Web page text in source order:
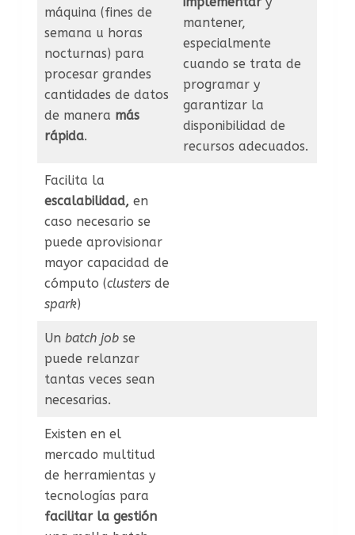
máquina (fines de
semana u horas
nocturnas) para
procesar grandes
cantidades de datos
de manera más
rápida.
mantener,
especialmente
cuando se trata de
programar y
garantizar la
disponibilidad de
recursos adecuados.
Facilita la
escalabilidad, en
caso necesario se
puede aprovisionar
mayor capacidad de
cómputo (clusters de
spark)
Un batch job se
puede relanzar
tantas veces sean
necesarias.
Existen en el
mercado multitud
de herramientas y
tecnologías para
facilitar la gestión